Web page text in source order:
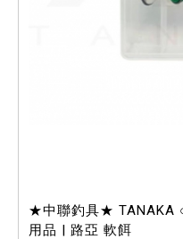
★中聯釣具★ TANAKA
用品 | 路亞 軟餌